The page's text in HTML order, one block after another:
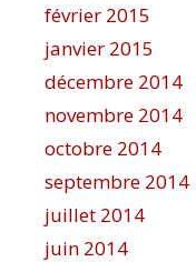
février 2015
janvier 2015
décembre 2014
novembre 2014
octobre 2014
septembre 2014
juillet 2014
juin 2014